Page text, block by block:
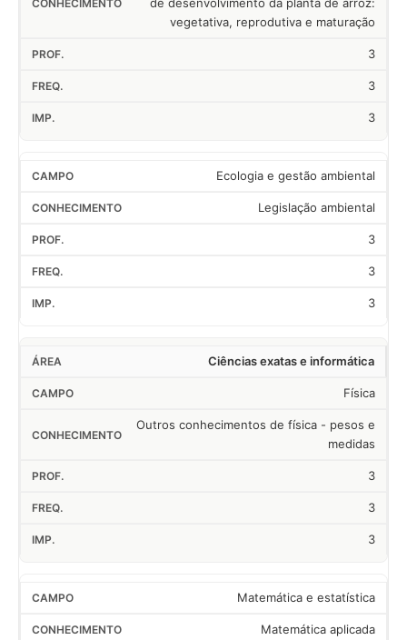
vegetativa, reprodutiva e maturação
3
3
3
Ecologia e gestão ambiental
Legislação ambiental
3
3
3
Ciências exatas e informática
Física
Outros conhecimentos de física - pesos e
medidas
3
3
3
Matemática e estatística
Matemática aplicada